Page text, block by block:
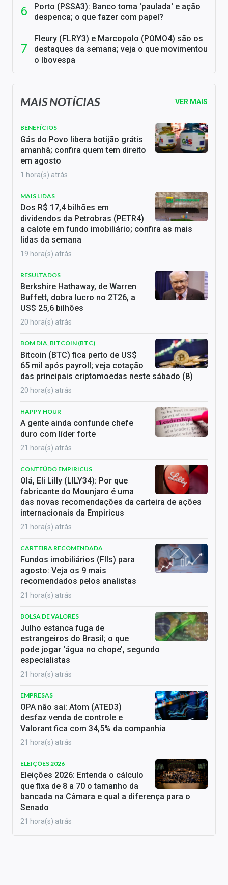
Porto (PSSA3): Banco toma 'paulada' e ação
despenca; o que fazer com papel?
Fleury (FLRY3) e Marcopolo (POMO4) são os
destaques da semana; veja o que movimentou
o Ibovespa
MAIS NOTÍCIAS VER MAIS
BENEFÍCIOS
Gás do Povo libera botijão grátis
amanhã; confira quem tem direito
em agosto
1 hora(s) atrás
MAIS LIDAS
Dos R$ 17,4 bilhões em
dividendos da Petrobras (PETR4)
a calote em fundo imobiliário; confira as mais
lidas da semana
19 hora(s) atrás
RESULTADOS
Berkshire Hathaway, de Warren
Buffett, dobra lucro no 2T26, a
US$ 25,6 bilhões
20 hora(s) atrás
BOM DIA, BITCOIN (BTC)
Bitcoin (BTC) fica perto de US$
65 mil após payroll; veja cotação
das principais criptomoedas neste sábado (8)
20 hora(s) atrás
HAPPY HOUR
A gente ainda confunde chefe
duro com líder forte
21 hora(s) atrás
CONTEÚDO EMPIRICUS
Olá, Eli Lilly (LILY34): Por que
fabricante do Mounjaro é uma
das novas recomendações da carteira de ações
internacionais da Empiricus
21 hora(s) atrás
CARTEIRA RECOMENDADA
Fundos imobiliários (FIIs) para
agosto: Veja os 9 mais
recomendados pelos analistas
21 hora(s) atrás
BOLSA DE VALORES
Julho estanca fuga de
estrangeiros do Brasil; o que
pode jogar ‘água no chope’, segundo
especialistas
21 hora(s) atrás
EMPRESAS
OPA não sai: Atom (ATED3)
desfaz venda de controle e
Valorant fica com 34,5% da companhia
21 hora(s) atrás
ELEIÇÕES 2026
Eleições 2026: Entenda o cálculo
que fixa de 8 a 70 o tamanho da
bancada na Câmara e qual a diferença para o
Senado
21 hora(s) atrás